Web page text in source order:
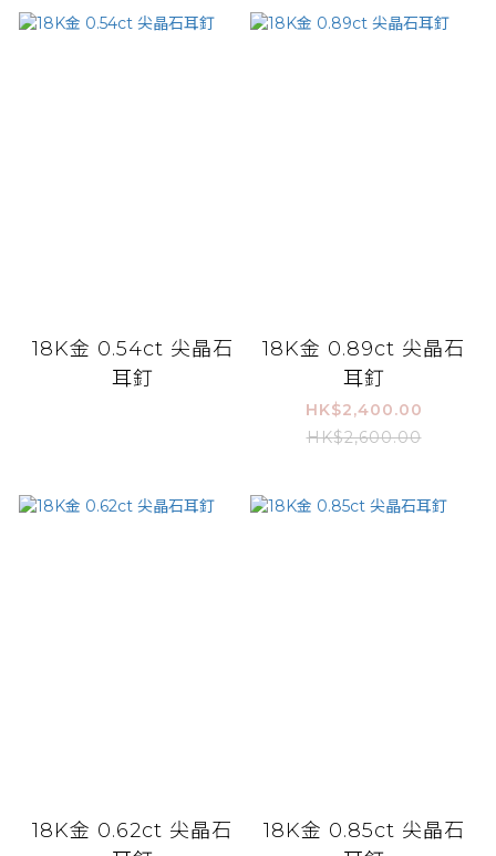
18K金 0.54ct 尖晶石
耳釘
18K金 0.89ct 尖晶石
耳釘
HK$2,400.00
HK$2,600.00
18K金 0.62ct 尖晶石
18K金 0.85ct 尖晶石